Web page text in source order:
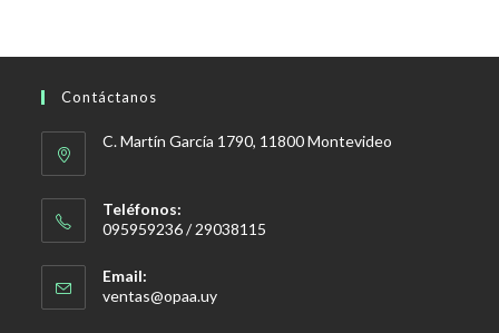
Contáctanos
C. Martín García 1790, 11800 Montevideo
Teléfonos:
095959236 / 29038115
Email:
ventas@opaa.uySe